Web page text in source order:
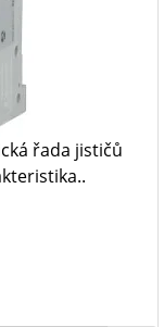
řada jističů